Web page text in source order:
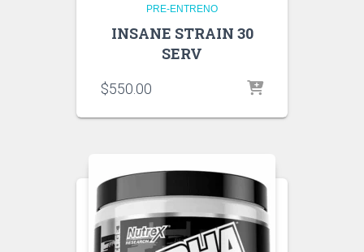
PRE-ENTRENO
INSANE STRAIN 30
SERV
$550.00